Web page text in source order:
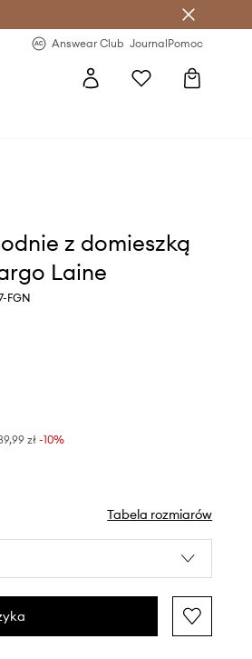
Answear Club JournalPomoc
z domieszką
Laine
FGN
zł -10%
Tabela rozmiarów